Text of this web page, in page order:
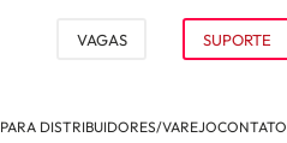
VAGAS SUPORTE
PARA DISTRIBUIDORES/VAREJOCONTATO